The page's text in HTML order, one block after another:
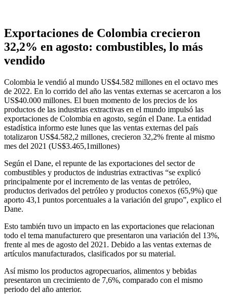
Exportaciones de Colombia crecieron
32,2% en agosto: combustibles, lo más
vendido
Colombia le vendió al mundo US$4.582 millones en el octavo mes
de 2022. En lo corrido del año las ventas externas se acercaron a los
US$40.000 millones. El buen momento de los precios de los
productos de las industrias extractivas en el mundo impulsó las
exportaciones de Colombia en agosto, según el Dane. La entidad
estadística informo este lunes que las ventas externas del país
totalizaron US$4.582,2 millones, crecieron 32,2% frente al mismo
mes del 2021 (US$3.465,1millones)
Según el Dane, el repunte de las exportaciones del sector de
combustibles y productos de industrias extractivas “se explicó
principalmente por el incremento de las ventas de petróleo,
productos derivados del petróleo y productos conexos (65,9%) que
aporto 43,1 puntos porcentuales a la variación del grupo”, explico el
Dane.
Esto también tuvo un impacto en las exportaciones que relacionan
todo el tema manufacturero que presentaron una variación del 13%,
frente al mes de agosto del 2021. Debido a las ventas externas de
artículos manufacturados, clasificados por su material.
Así mismo los productos agropecuarios, alimentos y bebidas
presentaron un crecimiento de 7,6%, comparado con el mismo
periodo del año anterior.